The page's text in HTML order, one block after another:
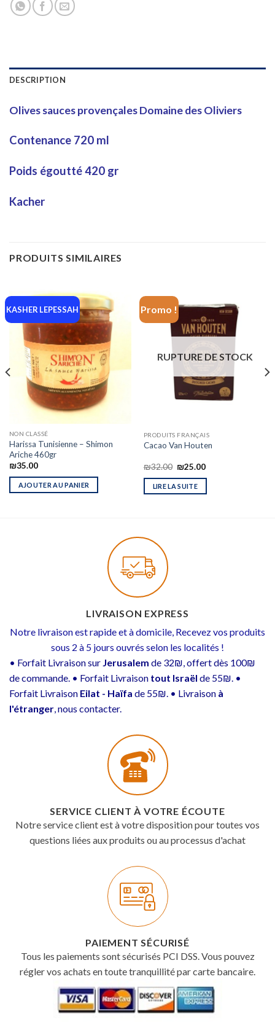
DESCRIPTION
Olives sauces provençales Domaine des Oliviers
Contenance 720 ml
Poids égoutté 420 gr
Kacher
PRODUITS SIMILAIRES
KASHER LEPESSAH
NON CLASSÉ
Harissa Tunisienne – Shimon
Ariche 460gr
₪35.00
AJOUTER AU PANIER
Promo !
RUPTURE DE STOCK
PRODUITS FRANÇAIS
Cacao Van Houten
₪32.00 ₪25.00
LIRE LA SUITE
LIVRAISON EXPRESS
Notre livraison est rapide et à domicile, Recevez vos produits
sous 2 à 5 jours ouvrés selon les localités !
• Forfait Livraison sur Jerusalem de 32₪, offert dès 100₪
de commande. • Forfait Livraison tout Israël de 55₪. •
Forfait Livraison Eilat - Haïfa de 55₪. • Livraison à
l'étranger, nous contacter.
SERVICE CLIENT À VOTRE ÉCOUTE
Notre service client est à votre disposition pour toutes vos
questions liées aux produits ou au processus d'achat
PAIEMENT SÉCURISÉ
Tous les paiements sont sécurisés PCI DSS. Vous pouvez
régler vos achats en toute tranquillité par carte bancaire.